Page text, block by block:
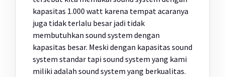
kapasitas 1.000 watt karena tempat acaranya
juga tidak terlalu besar jadi tidak
membutuhkan sound system dengan
kapasitas besar. Meski dengan kapasitas sound
system standar tapi sound system yang kami
miliki adalah sound system yang berkualitas.